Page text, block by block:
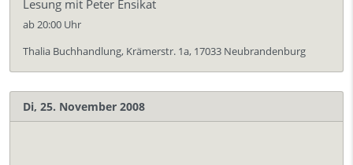
Lesung mit Peter Ensikat
ab 20:00 Uhr
Thalia Buchhandlung, Krämerstr. 1a, 17033 Neubrandenburg
Di, 25. November 2008